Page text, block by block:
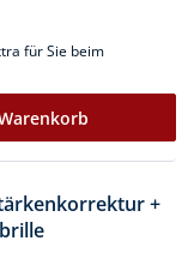
für Sie beim
+